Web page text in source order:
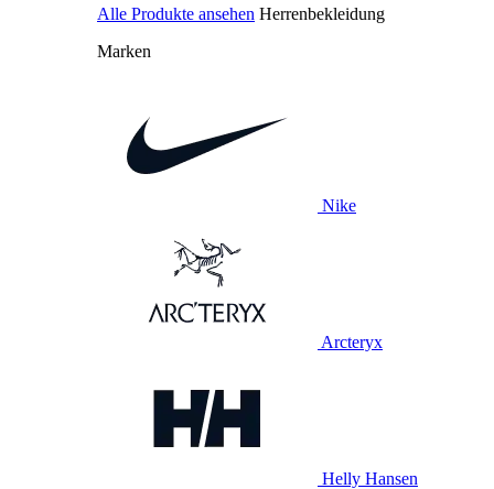
Alle Produkte ansehen Herrenbekleidung
Marken
Nike
Arcteryx
Helly Hansen